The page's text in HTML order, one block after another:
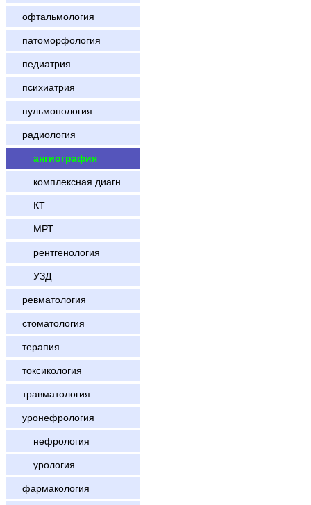
офтальмология
патоморфология
педиатрия
психиатрия
пульмонология
радиология
ангиография
комплексная диагн.
КТ
МРТ
рентгенология
УЗД
ревматология
стоматология
терапия
токсикология
травматология
уронефрология
нефрология
урология
фармакология